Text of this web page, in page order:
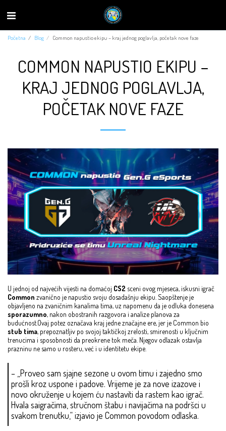
Početna Blog Common napustio ekipu – kraj jednog poglavlja, početak nove faze
COMMON NAPUSTIO EKIPU –
KRAJ JEDNOG POGLAVLJA,
POČETAK NOVE FAZE
U jednoj od najvećih vijesti na domaćoj CS2 sceni ovog mjeseca, iskusni igrač
Common zvanično je napustio svoju dosadašnju ekipu. Saopštenje je
objavljeno na zvaničnim kanalima tima, uz napomenu da je odluka donesena
sporazumno, nakon obostranih razgovora i analize planova za
budućnost.Ovaj potez označava kraj jedne značajne ere, jer je Common bio
stub tima, prepoznatljiv po svojoj taktičkoj zrelosti, smirenosti u ključnim
trenucima i sposobnosti da preokrene tok meča. Njegov odlazak ostavlja
prazninu ne samo u rosteru, već i u identitetu ekipe.
– „Proveo sam sjajne sezone u ovom timu i zajedno smo
prošli kroz uspone i padove. Vrijeme je za nove izazove i
novo okruženje u kojem ću nastaviti da rastem kao igrač.
Hvala saigračima, stručnom štabu i navijačima na podršci u
svakom trenutku,“ izjavio je Common povodom odlaska.